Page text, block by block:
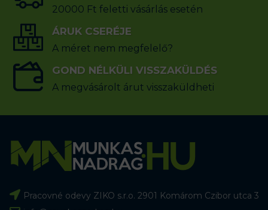
20000 Ft feletti vásárlás esetén
ÁRUK CSERÉJE
A méret nem megfelelő?
GOND NÉLKÜLI VISSZAKÜLDÉS
A megvásárolt árut visszaküldheti
Pracovné odevy ZIKO s.r.o. 2901 Komárom Czibor utca 3